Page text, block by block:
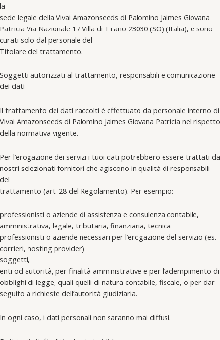
la
sede legale della Vivai Amazonseeds di Palomino Jaimes Giovana
Patricia Via Nazionale 17 Villa di Tirano 23030 (SO) (Italia), e sono
curati solo dal personale del
Titolare del trattamento.
Soggetti autorizzati al trattamento, responsabili e comunicazione
dei dati
Il trattamento dei dati raccolti è effettuato da personale interno di
Vivai Amazonseeds di Palomino Jaimes Giovana Patricia nel rispetto
della normativa vigente.
Per l’erogazione dei servizi i tuoi dati potrebbero essere trattati da
nostri selezionati fornitori che agiscono in qualità di responsabili
del
trattamento (art. 28 del Regolamento). Per esempio:
professionisti o aziende di assistenza e consulenza contabile,
amministrativa, legale, tributaria, finanziaria, tecnica
professionisti o aziende necessari per l’erogazione del servizio (es.
corrieri, hosting provider)
soggetti,
enti od autorità, per finalità amministrative e per l’adempimento di
obblighi di legge, quali quelli di natura contabile, fiscale, o per dar
seguito a richieste dell’autorità giudiziaria.
In ogni caso, i dati personali non saranno mai diffusi.